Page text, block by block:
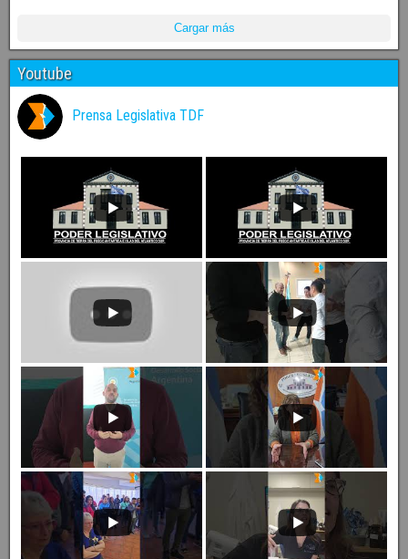
Cargar más
Youtube
Prensa Legislativa TDF